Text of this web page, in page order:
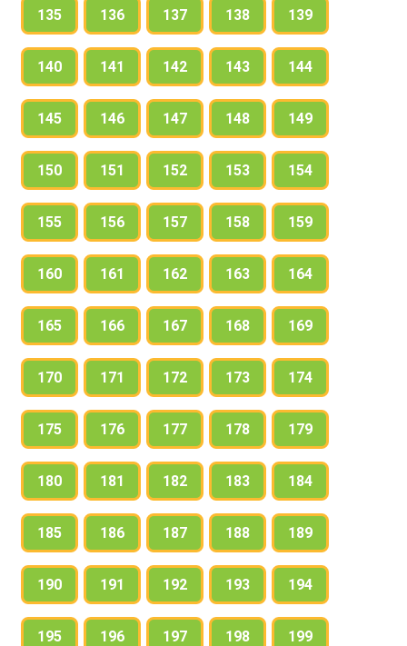
135 136 137 138 139
140 141 142 143 144
145 146 147 148 149
150 151 152 153 154
155 156 157 158 159
160 161 162 163 164
165 166 167 168 169
170 171 172 173 174
175 176 177 178 179
180 181 182 183 184
185 186 187 188 189
190 191 192 193 194
195 196 197 198 199